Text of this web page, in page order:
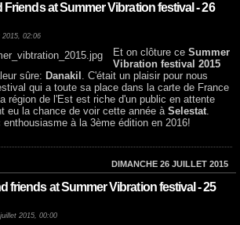
Friends at Summer Vibration festival - 26
2015, 02:06
Et on clôture ceSummer
Vibration festival 2015
sûre: Danakil . C'était un plaisir pour nous
qui a toute sa place dans la carte de France
région de l'Est est riche d'un public en attente
eu la chance de voir cette année à Selestat.
enthousiasme à la 3ème édition en 2016!
DIMANCHE 26 JUILLET 2015
friends at Summer Vibration festival - 25
2015, 00:00